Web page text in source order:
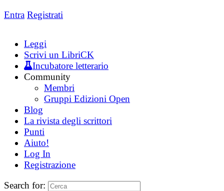
Entra Registrati
Leggi
Scrivi un LibriCK
Incubatore letterario
Community
Membri
Gruppi Edizioni Open
Blog
La rivista degli scrittori
Punti
Aiuto!
Log In
Registrazione
Search for: